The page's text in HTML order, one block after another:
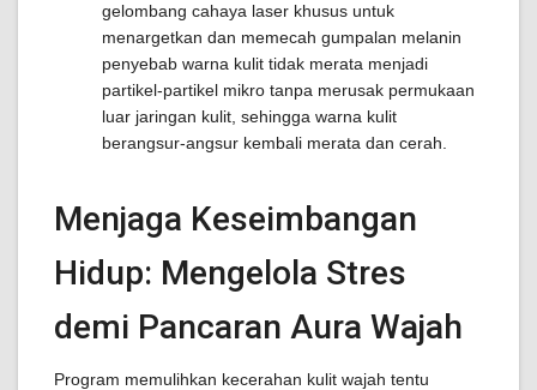
gelombang cahaya laser khusus untuk
menargetkan dan memecah gumpalan melanin
penyebab warna kulit tidak merata menjadi
partikel-partikel mikro tanpa merusak permukaan
luar jaringan kulit, sehingga warna kulit
berangsur-angsur kembali merata dan cerah.
Menjaga Keseimbangan
Hidup: Mengelola Stres
demi Pancaran Aura Wajah
Program memulihkan kecerahan kulit wajah tentu